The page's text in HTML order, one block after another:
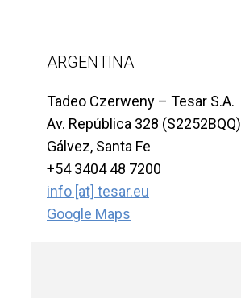
ARGENTINA
Tadeo Czerweny – Tesar S.A.
Av. República 328 (S2252BQQ)
Gálvez, Santa Fe
+54 3404 48 7200
info [at] tesar.eu
Google Maps